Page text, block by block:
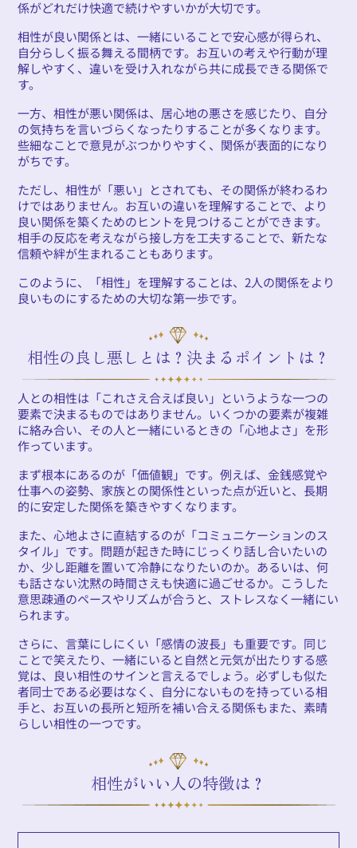
係がどれだけ快適で続けやすいかが大切です。
相性が良い関係とは、一緒にいることで安心感が得られ、
自分らしく振る舞える間柄です。お互いの考えや行動が理
解しやすく、違いを受け入れながら共に成長できる関係で
す。
一方、相性が悪い関係は、居心地の悪さを感じたり、自分
の気持ちを言いづらくなったりすることが多くなります。
些細なことで意見がぶつかりやすく、関係が表面的になり
がちです。
ただし、相性が「悪い」とされても、その関係が終わるわ
けではありません。お互いの違いを理解することで、より
良い関係を築くためのヒントを見つけることができます。
相手の反応を考えながら接し方を工夫することで、新たな
信頼や絆が生まれることもあります。
このように、「相性」を理解することは、2人の関係をより
良いものにするための大切な第一歩です。
相性の良し悪しとは？決まるポイントは？
人との相性は「これさえ合えば良い」というような一つの
要素で決まるものではありません。いくつかの要素が複雑
に絡み合い、その人と一緒にいるときの「心地よさ」を形
作っています。
まず根本にあるのが「価値観」です。例えば、金銭感覚や
仕事への姿勢、家族との関係性といった点が近いと、長期
的に安定した関係を築きやすくなります。
また、心地よさに直結するのが「コミュニケーションのス
タイル」です。問題が起きた時にじっくり話し合いたいの
か、少し距離を置いて冷静になりたいのか。あるいは、何
も話さない沈黙の時間さえも快適に過ごせるか。こうした
意思疎通のペースやリズムが合うと、ストレスなく一緒にい
られます。
さらに、言葉にしにくい「感情の波長」も重要です。同じ
ことで笑えたり、一緒にいると自然と元気が出たりする感
覚は、良い相性のサインと言えるでしょう。必ずしも似た
者同士である必要はなく、自分にないものを持っている相
手と、お互いの長所と短所を補い合える関係もまた、素晴
らしい相性の一つです。
相性がいい人の特徴は？